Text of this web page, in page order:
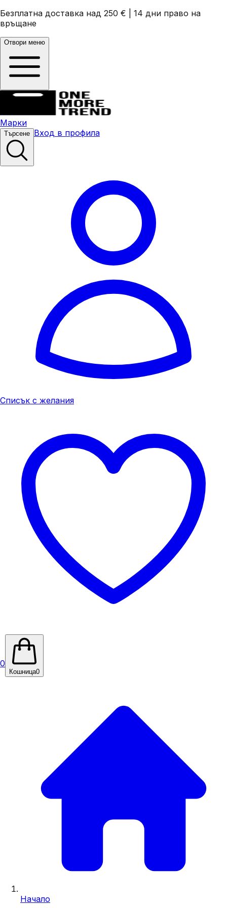
Безплатна доставка над 250 €
14 дни право на
връщане
Отвори меню
Марки
Търсене Вход в профила
Списък с желания
0
Кошница0
Начало